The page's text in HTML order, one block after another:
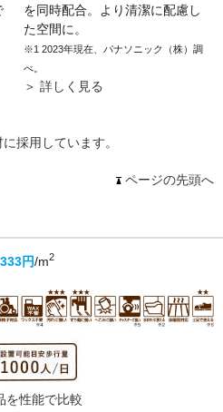
を同時配合。より清潔に配慮し
た空間に。
※1 2023年現在、パナソニック（株）調
べ。
＞ 詳しく見る
採用しています。
ページの先頭へ
円/m2
を性能で比較